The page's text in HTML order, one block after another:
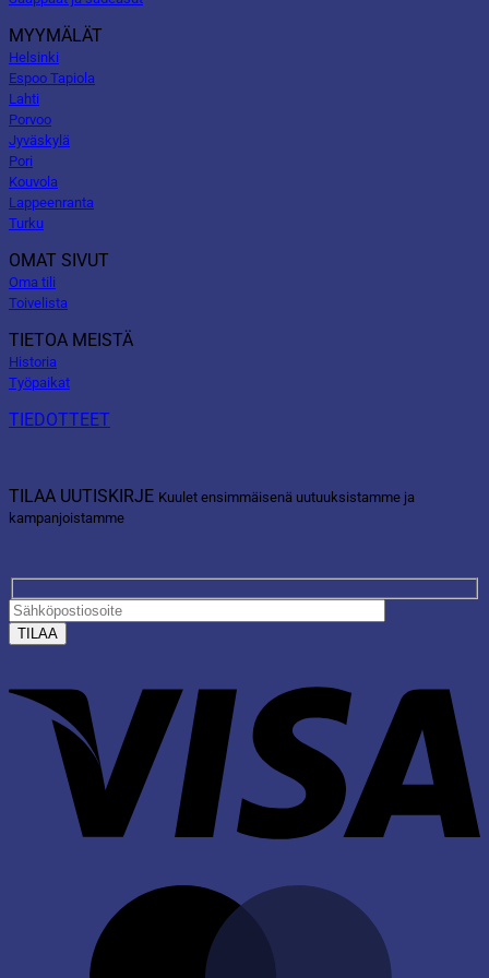
MYYMÄLÄT
Helsinki
Espoo Tapiola
Lahti
Porvoo
Jyväskylä
Pori
Kouvola
Lappeenranta
Turku
OMAT SIVUT
Oma tili
Toivelista
TIETOA MEISTÄ
Historia
Työpaikat
TIEDOTTEET
TILAA UUTISKIRJE Kuulet ensimmäisenä uutuuksistamme ja
kampanjoistamme